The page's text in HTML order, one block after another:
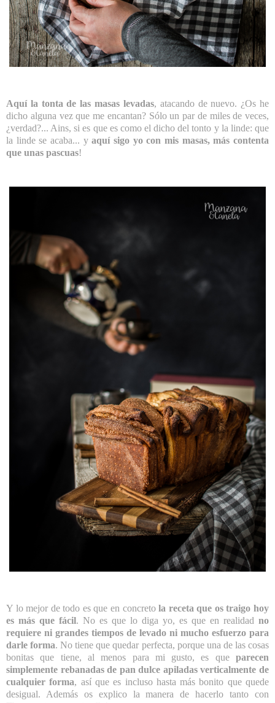
Aquí la tonta de las masas levadas, atacando de nuevo. ¿Os he
dicho alguna vez que me encantan? Sólo un par de miles de veces,
¿verdad?... Ains, si es que es como el dicho del tonto y la linde: que
la linde se acaba... yaquí sigo yo con mis masas, más contenta
que unas pascuas!
Y lo mejor de todo es que en concretola receta que os traigo hoy
es más que fácil. No es que lo diga yo, es que en realidad no
requiere ni grandes tiempos de levado ni mucho esfuerzo para
darle forma. No tiene que quedar perfecta, porque una de las cosas
bonitas que tiene, al menos para mi gusto, es que parecen
simplemente rebanadas de pan dulce apiladas verticalmente de
cualquier forma, así que es incluso hasta más bonito que quede
desigual. Además os explico la manera de hacerlo tanto con